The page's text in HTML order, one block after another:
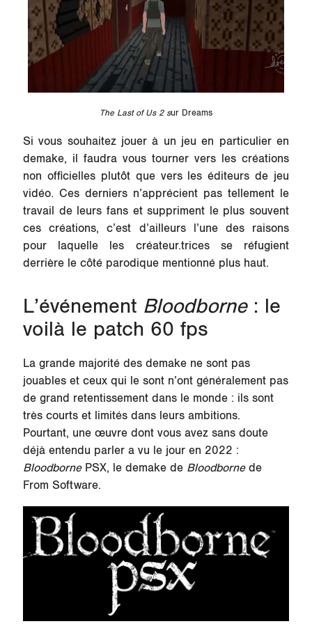
The Last of Us 2 sur Dreams
Si vous souhaitez jouer à un jeu en particulier en
demake, il faudra vous tourner vers les créations
non officielles plutôt que vers les éditeurs de jeu
vidéo. Ces derniers n’apprécient pas tellement le
travail de leurs fans et suppriment le plus souvent
ces créations, c’est d’ailleurs l’une des raisons
pour laquelle les créateur.trices se réfugient
derrière le côté parodique mentionné plus haut.
L’événement Bloodborne : le
voilà le patch 60 fps
La grande majorité des demake ne sont pas
jouables et ceux qui le sont n’ont généralement pas
de grand retentissement dans le monde : ils sont
très courts et limités dans leurs ambitions.
Pourtant, une œuvre dont vous avez sans doute
déjà entendu parler a vu le jour en 2022 :
BloodbornePSX, le demake de Bloodbornede
From Software.